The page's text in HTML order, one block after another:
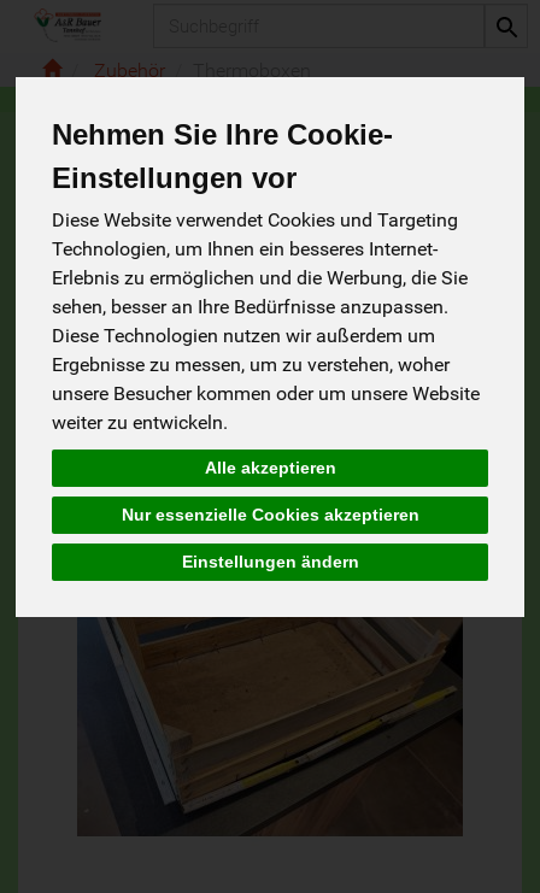
Nehmen Sie Ihre Cookie-
Einstellungen vor
Diese Website verwendet Cookies und Targeting
Technologien, um Ihnen ein besseres Internet-
Erlebnis zu ermöglichen und die Werbung, die Sie
sehen, besser an Ihre Bedürfnisse anzupassen.
Diese Technologien nutzen wir außerdem um
Ergebnisse zu messen, um zu verstehen, woher
unsere Besucher kommen oder um unsere Website
weiter zu entwickeln.
Alle akzeptieren
Nur essenzielle Cookies akzeptieren
Einstellungen ändern
Zubehör
Thermoboxen
Allergene